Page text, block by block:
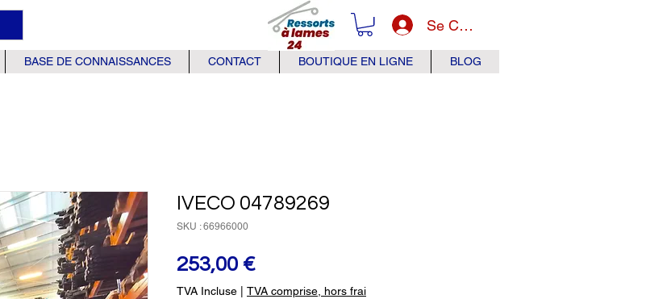
Se Connecter
BASE DE CONNAISSANCES CONTACT BOUTIQUE EN LIGNE BLOG
IVECO 04789269
SKU : 66966000
253,00 €Prix
TVA Incluse TVA comprise, hors frai